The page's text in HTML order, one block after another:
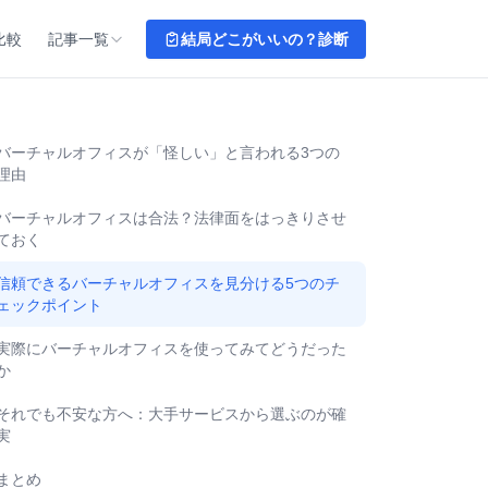
較 記事一覧 結局どこがいいの？診断
ーチャルオフィスが「怪しい」と言われる3つの
由
ーチャルオフィスは合法？法律面をはっきりさせ
おく
頼できるバーチャルオフィスを見分ける5つのチ
ックポイント
際にバーチャルオフィスを使ってみてどうだった
れでも不安な方へ：大手サービスから選ぶのが確
とめ